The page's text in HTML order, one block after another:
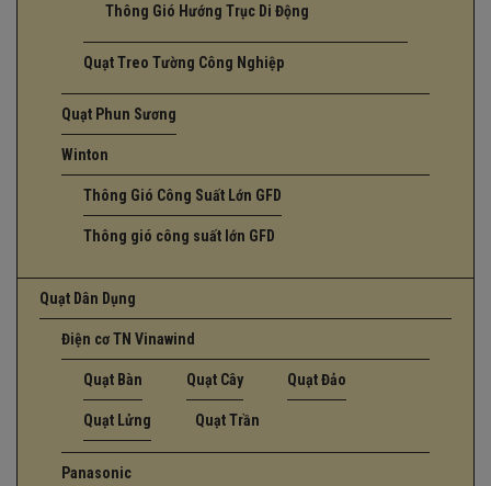
Thông Gió Hướng Trục Di Động
Quạt Treo Tường Công Nghiệp
Quạt Phun Sương
Winton
Thông Gió Công Suất Lớn GFD
Thông gió công suất lớn GFD
Quạt Dân Dụng
Điện cơ TN Vinawind
Quạt Bàn Quạt Cây Quạt Đảo
Quạt Lửng Quạt Trần
Panasonic